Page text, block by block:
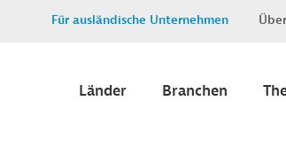
Für ausländische Unternehmen
Länder Branchen